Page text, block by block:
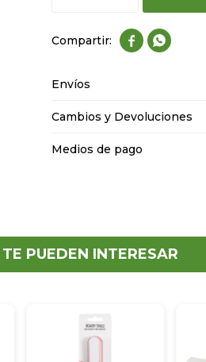
 
Envíos
Cambios y Devoluciones
Medios de pago
PUEDEN INTERESAR